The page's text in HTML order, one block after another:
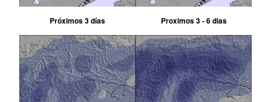
Próximos 3 días Proximos 3 - 6 dias